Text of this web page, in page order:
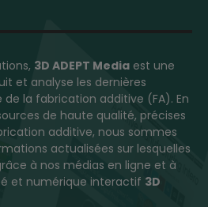
3D ADEPT Media est une
et analyse les dernières
de la fabrication additive (FA). En
de haute qualité, précises
additive, nous sommes
actualisées sur lesquelles
à nos médias en ligne et à
et numérique interactif 3D